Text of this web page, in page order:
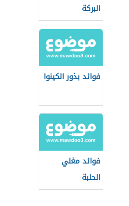
البركة
فوائد بذور الكينوا
فوائد مغلي
الحلبة